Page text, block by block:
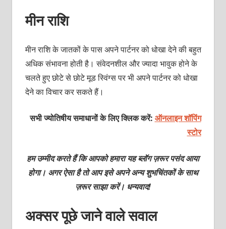
मीन राशि
मीन राशि के जातकों के पास अपने पार्टनर को धोखा देने की बहुत
अधिक संभावना होती है। संवेदनशील और ज्यादा भावुक होने के
चलते हुए छोटे से छोटे मूड स्विंग्स पर भी अपने पार्टनर को धोखा
देने का विचार कर सकते हैं।
सभी ज्योतिषीय समाधानों के लिए क्लिक करें: ऑनलाइन शॉपिंग
स्टोर
हम उम्मीद करते हैं कि आपको हमारा यह ब्लॉग ज़रूर पसंद आया
होगा। अगर ऐसा है तो आप इसे अपने अन्य शुभचिंतकों के साथ
ज़रूर साझा करें। धन्यवाद!
अक्सर पूछे जाने वाले सवाल